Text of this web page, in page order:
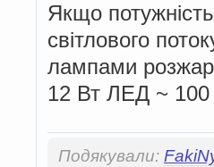
Якщо
світлового
лампами
12 Вт ЛЕД ~
Подякували: